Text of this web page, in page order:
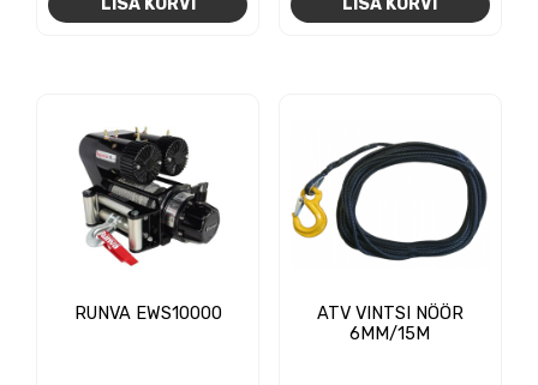
LISA KORVI LISA KORVI
RUNVA EWS10000
ATV VINTSI NÖÖR
6MM/15M